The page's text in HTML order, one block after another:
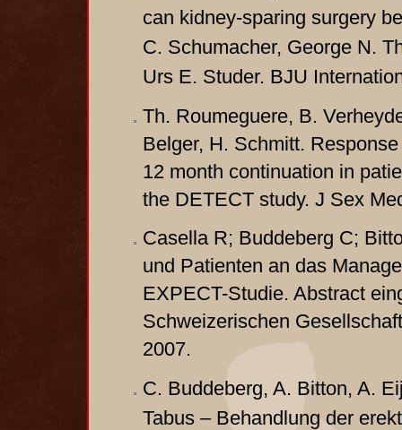
can kidney-sparing surgery
C. Schumacher, George N.
Urs E. Studer. BJU
Th. Roumeguere, B.
Belger, H. Schmitt.
12 month continuation in
the DETECT study. J Sex
Casella R; Buddeberg C;
und Patienten an das
EXPECT-Studie. Abstract
Schweizerischen
2007.
C. Buddeberg, A. Bitton, A.
Tabus – Behandlung der